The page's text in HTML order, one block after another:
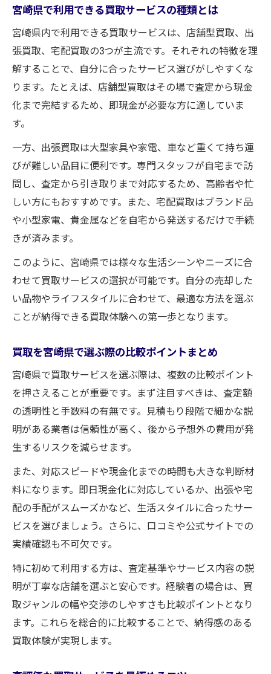
宮崎県で利用できる買取サービスの種類とは
宮崎県内で利用できる買取サービスは、店舗型買取、出
張買取、宅配買取の3つが主流です。それぞれの特徴を理
解することで、自分に合ったサービス選びがしやすくな
ります。たとえば、店舗型買取はその場で査定から現金
化まで完結するため、即現金が必要な方に適していま
す。
一方、出張買取は大型家具や家電、車など重くて持ち運
びが難しい品目に便利です。専門スタッフが自宅まで訪
問し、査定から引き取りまで対応するため、高齢者や忙
しい方にもおすすめです。また、宅配買取はブランド品
や小型家電、貴金属などを自宅から発送するだけで手続
きが済みます。
このように、宮崎県では様々な生活シーンやニーズに合
わせて買取サービスの選択が可能です。自分の売却した
い品物やライフスタイルに合わせて、最適な方法を選ぶ
ことが納得できる買取体験への第一歩となります。
買取を宮崎県で選ぶ際の比較ポイントまとめ
宮崎県で買取サービスを選ぶ際は、複数の比較ポイント
を押さえることが重要です。まず注目すべきは、査定額
の透明性と手数料の有無です。見積もり段階で細かな説
明がある業者は信頼性が高く、後から予想外の費用が発
生するリスクを減らせます。
また、対応スピードや現金化までの時間も大きな判断材
料になります。即日現金化に対応しているか、出張や宅
配の手配がスムーズかなど、生活スタイルに合ったサー
ビスを選びましょう。さらに、口コミや公式サイトでの
実績確認も不可欠です。
特に初めて利用する方は、査定基準やサービス内容の説
明が丁寧な店舗を選ぶと安心です。経験者の場合は、買
取ジャンルの幅や交渉のしやすさも比較ポイントとなり
ます。これらを総合的に比較することで、納得感のある
買取体験が実現します。